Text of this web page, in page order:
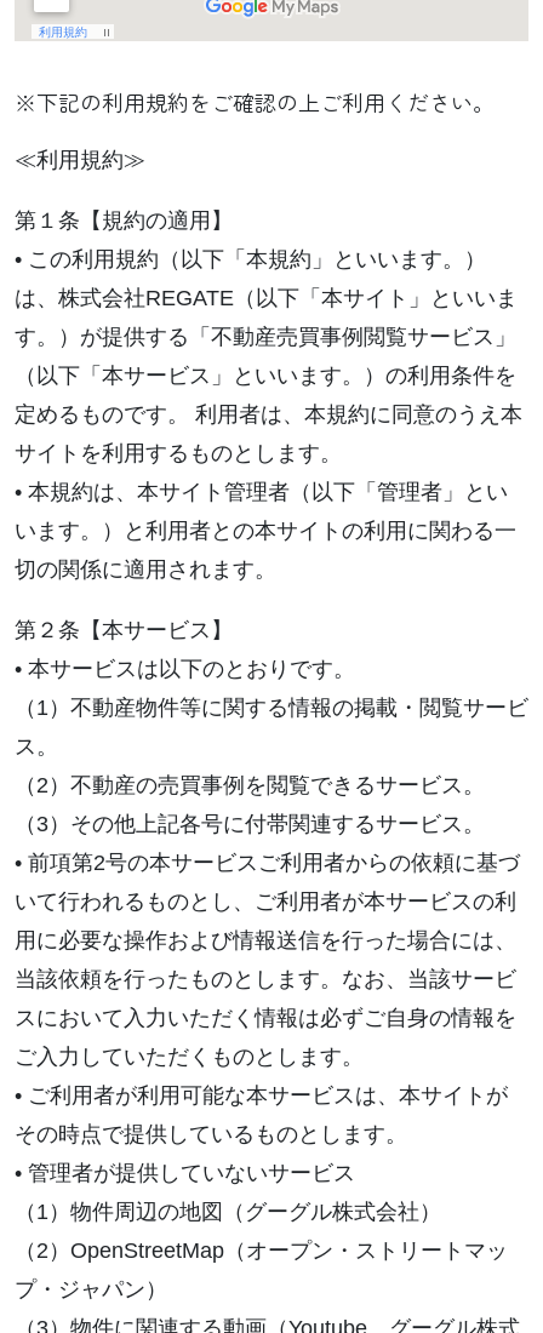
※下記の利用規約をご確認の上ご利用ください。
≪利用規約≫
第１条【規約の適用】
• この利用規約（以下「本規約」といいます。）
は、株式会社REGATE（以下「本サイト」といいま
す。）が提供する「不動産売買事例閲覧サービス」
（以下「本サービス」といいます。）の利用条件を
定めるものです。 利用者は、本規約に同意のうえ本
サイトを利用するものとします。
• 本規約は、本サイト管理者（以下「管理者」とい
います。）と利用者との本サイトの利用に関わる一
切の関係に適用されます。
第２条【本サービス】
• 本サービスは以下のとおりです。
（1）不動産物件等に関する情報の掲載・閲覧サービ
ス。
（2）不動産の売買事例を閲覧できるサービス。
（3）その他上記各号に付帯関連するサービス。
• 前項第2号の本サービスご利用者からの依頼に基づ
いて行われるものとし、ご利用者が本サービスの利
用に必要な操作および情報送信を行った場合には、
当該依頼を行ったものとします。なお、当該サービ
スにおいて入力いただく情報は必ずご自身の情報を
ご入力していただくものとします。
• ご利用者が利用可能な本サービスは、本サイトが
その時点で提供しているものとします。
• 管理者が提供していないサービス
（1）物件周辺の地図（グーグル株式会社）
（2）OpenStreetMap（オープン・ストリートマッ
プ・ジャパン）
（3）物件に関連する動画（Youtube、グーグル株式